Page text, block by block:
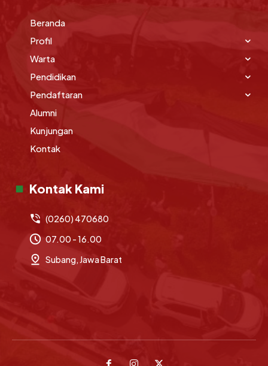
Beranda
Profil
Warta
Pendidikan
Pendaftaran
Alumni
Kunjungan
Kontak
Kontak Kami
(0260) 470680
07.00 - 16.00
Subang, Jawa Barat